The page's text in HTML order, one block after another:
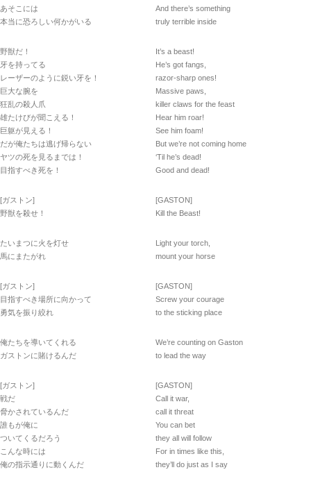
あそこには
本当に恐ろしい何かがいる
野獣だ！
牙を持ってる
レーザーのように鋭い牙を！
巨大な腕を
狂乱の殺人爪
雄たけびが聞こえる！
巨躯が見える！
だが俺たちは逃げ帰らない
ヤツの死を見るまでは！
目指すべき死を！
[ガストン]
野獣を殺せ！
たいまつに火を灯せ
馬にまたがれ
[ガストン]
目指すべき場所に向かって
勇気を振り絞れ
俺たちを導いてくれる
ガストンに賭けるんだ
[ガストン]
戦だ
脅かされているんだ
誰もが俺に
ついてくるだろう
こんな時には
俺の指示通りに動くんだ
And there’s something
truly terrible inside
It’s a beast!
He’s got fangs,
razor-sharp ones!
Massive paws,
killer claws for the feast
Hear him roar!
See him foam!
But we’re not coming home
‘Til he’s dead!
Good and dead!
[GASTON]
Kill the Beast!
Light your torch,
mount your horse
[GASTON]
Screw your courage
to the sticking place
We’re counting on Gaston
to lead the way
[GASTON]
Call it war,
call it threat
You can bet
they all will follow
For in times like this,
they’ll do just as I say